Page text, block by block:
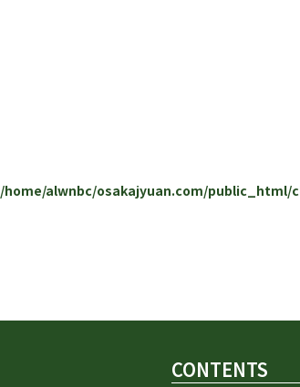
/home/alwnbc/osakajyuan.com/
CONTENTS